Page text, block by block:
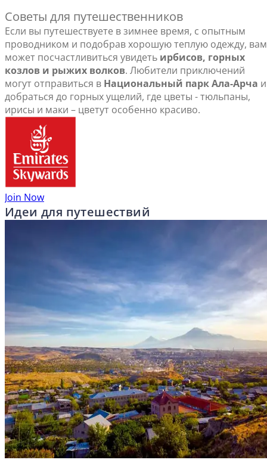
Советы для путешественников
Если вы путешествуете в зимнее время, с опытным
проводником и подобрав хорошую теплую одежду, вам
может посчастливиться увидеть ирбисов, горных
козлов и рыжих волков. Любители приключений
могут отправиться в Национальный парк Ала-Арча и
добраться до горных ущелий, где цветы - тюльпаны,
ирисы и маки – цветут особенно красиво.
Join Now
Идеи для путешествий